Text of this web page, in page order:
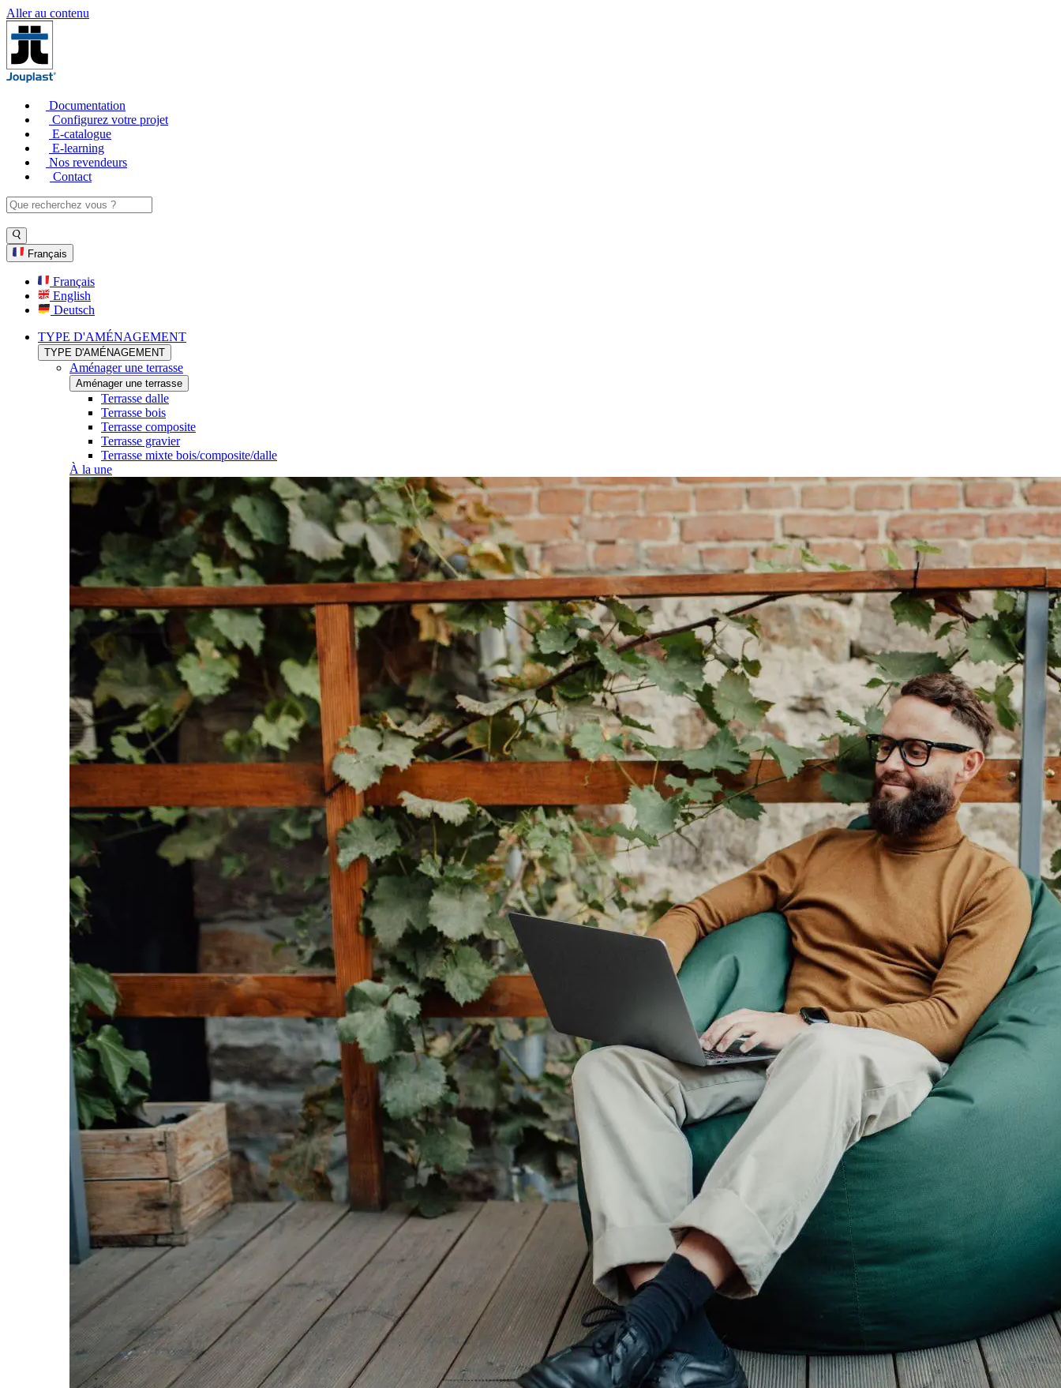
Aller au contenu
Documentation
Configurez votre projet
E-catalogue
E-learning
Nos revendeurs
Contact
Français
Français
English
Deutsch
TYPE D'AMÉNAGEMENT
TYPE D'AMÉNAGEMENT
Aménager une terrasse
Aménager une terrasse
Terrasse dalle
Terrasse bois
Terrasse composite
Terrasse gravier
Terrasse mixte bois/composite/dalle
À la une